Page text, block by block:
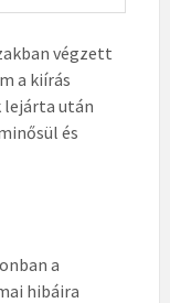
végzett
a kiírás
lejárta után
és
a
hibáira